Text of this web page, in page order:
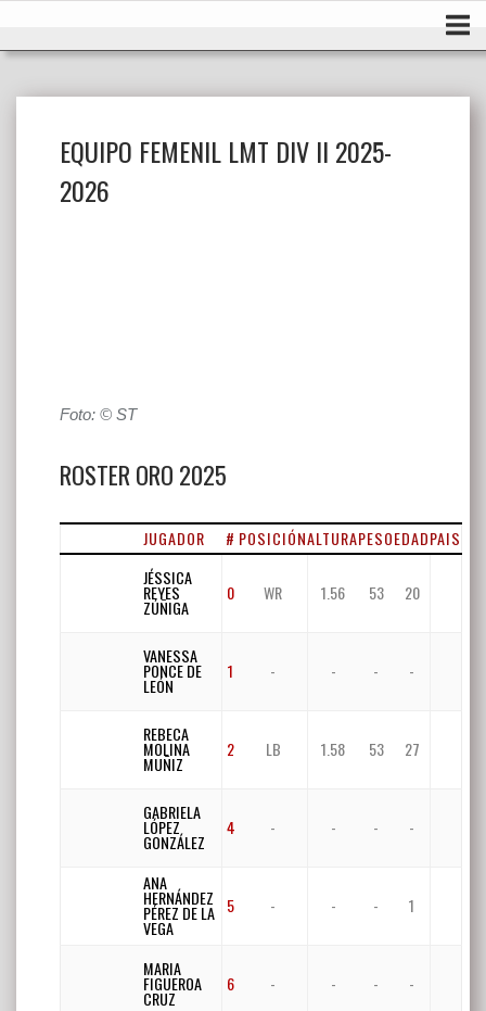
EQUIPO FEMENIL LMT DIV II 2025-
2026
Foto: © ST
ROSTER ORO 2025
JUGADOR # POSICIÓNALTURAPESOEDADPAIS
JÉSSICA
REYES
ZÚÑIGA
0 WR 1.56 53 20
VANESSA
PONCE DE
LEÓN
1 - - - -
REBECA
MOLINA
MUÑIZ
2 LB 1.58 53 27
GABRIELA
LÓPEZ
GONZÁLEZ
4 - - - -
ANA
HERNÁNDEZ
PÉREZ DE LA
VEGA
5 - - - 1
MARIA
FIGUEROA
CRUZ
6 - - - -